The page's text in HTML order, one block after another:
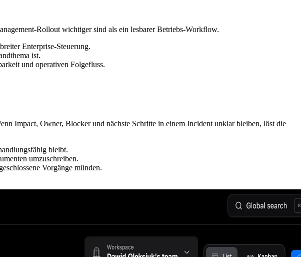
Rollout wichtiger sind als ein lesbarer Betriebs-Workflow.
Enterprise-Steuerung.
ist.
und operativen Folgefluss.
Impact, Owner, Blocker und nächste Schritte in einem Incident unklar bleiben, löst die
bleibt.
umzuschreiben.
Vorgänge münden.